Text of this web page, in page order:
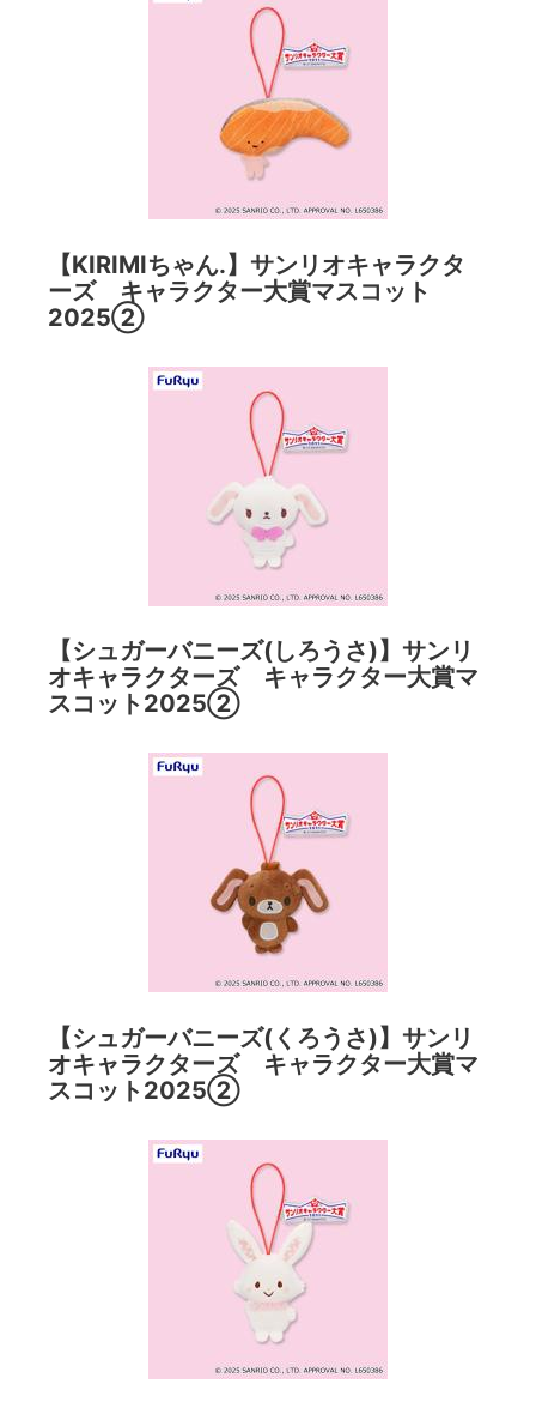
【KIRIMIちゃん.】サンリオキャラクタ
ーズ キャラクター大賞マスコット
2025②
【シュガーバニーズ(しろうさ)】サンリ
オキャラクターズ キャラクター大賞マ
スコット2025②
【シュガーバニーズ(くろうさ)】サンリ
オキャラクターズ キャラクター大賞マ
スコット2025②